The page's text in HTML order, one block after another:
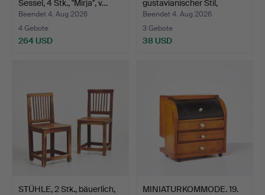
Sessel, 4 Stk., "Mirja", v…
Beendet 4. Aug 2026
4 Gebote
264 USD
gustavianischer Stil,
bema…
Beendet 4. Aug 2026
3 Gebote
38 USD
STÜHLE, 2 Stk., bäuerlich,
MINIATURKOMMODE. 19.